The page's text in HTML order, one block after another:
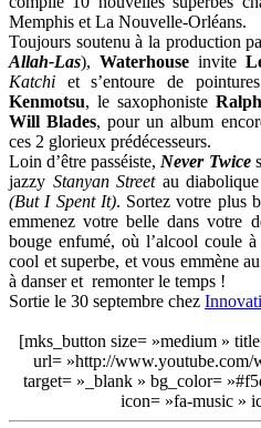
Memphis et La Nouvelle-Orléans.
Toujours soutenu à la production
Allah-Las), Waterhouse invite
Katchi et s’entoure de
Kenmotsu, le saxophoniste
Will Blades, pour un album
ces 2 glorieux prédécesseurs.
Loin d’être passéiste, Never Twice
jazzy Stanyan Streetau diabolique
(But I Spent It). Sortez votre plus
emmenez votre belle dans votre
bouge enfumé, où l’alcool coule
cool et superbe, et vous emmène
à danser et remonter le temps !
Sortie le 30 septembre chez
[mks_button size= »medium »
url= »http://
target= »_blank » bg_color=
icon= »fa-music »